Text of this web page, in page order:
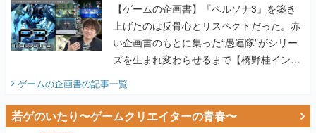
【ゲームの企画書】『ペルソナ3』を築き
上げたのは反骨心とリスペクトだった。赤
い企画書のもとに集った“愚連隊”がシリー
ズを生まれ変わらせるまで【橋野桂インタ
ゲームの企画書の記事一覧
若ゲのいたり〜ゲームクリエイターの青春〜